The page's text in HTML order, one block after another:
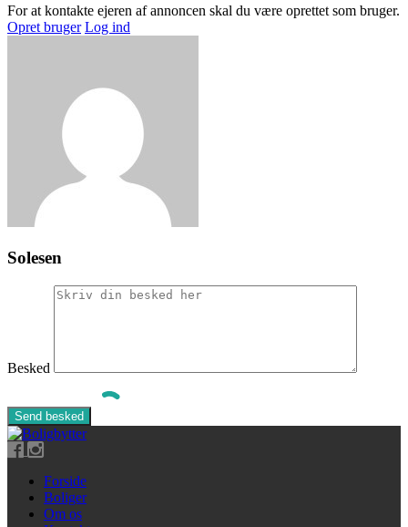
For at kontakte ejeren af annoncen skal du være oprettet som bruger.
Opret bruger Log ind
Solesen
Besked
Forside
Boliger
Om os